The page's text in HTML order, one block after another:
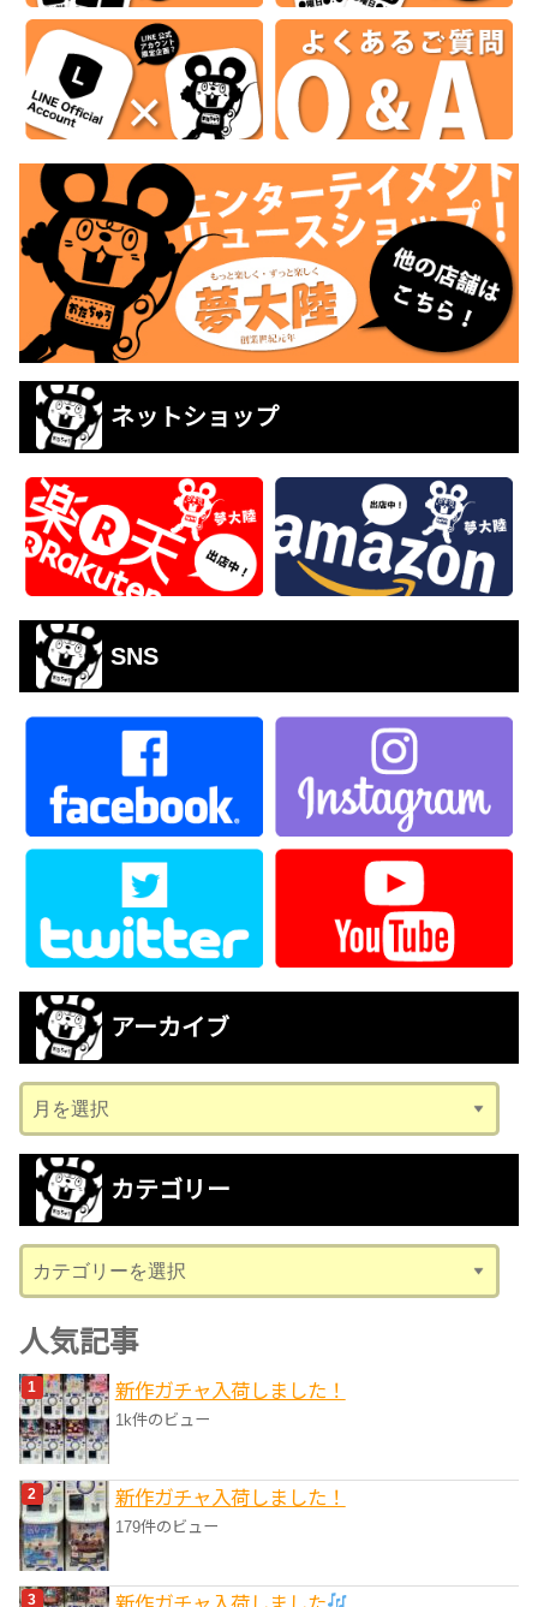
ネットショップ
SNS
アーカイブ
ー
カ
ブ
カテゴリー
テ
ゴ
リ
ー
人気記事
新作ガチャ入荷しました！
1k件のビュー
新作ガチャ入荷しました！
179件のビュー